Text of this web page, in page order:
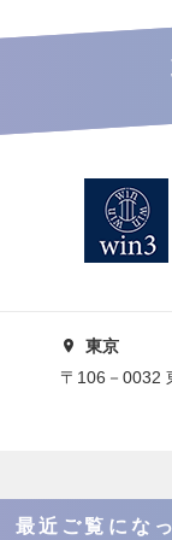
東京
〒106－0032
最近ご覧にな